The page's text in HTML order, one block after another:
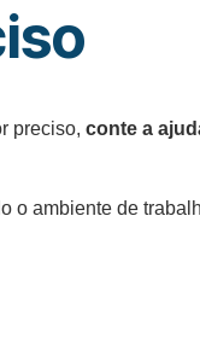
preciso, conte a
o ambiente de